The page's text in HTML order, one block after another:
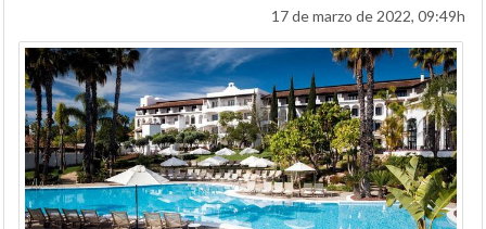
17 de marzo de 2022, 09:49h